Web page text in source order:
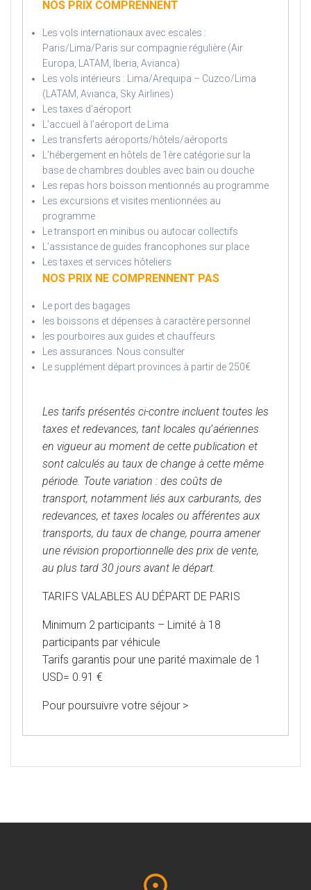
NOS PRIX COMPRENNENT
Les vols internationaux avec escales :
Paris/Lima/Paris sur compagnie régulière (Air
Europa, LATAM, Iberia, Avianca)
Les vols intérieurs : Lima/Arequipa – Cuzco/Lima
(LATAM, Avianca, Sky Airlines)
Les taxes d’aéroport
L’accueil à l’aéroport de Lima
Les transferts aéroports/hôtels/aéroports
L’hébergement en hôtels de 1ère catégorie sur la
base de chambres doubles avec bain ou douche
Les repas hors boisson mentionnés au programme
Les excursions et visites mentionnées au
programme
Le transport en minibus ou autocar collectifs
L’assistance de guides francophones sur place
Les taxes et services hôteliers
NOS PRIX NE COMPRENNENT PAS
Le port des bagages
les boissons et dépenses à caractère personnel
les pourboires aux guides et chauffeurs
Les assurances. Nous consulter
Le supplément départ provinces à partir de 250€
Les tarifs présentés ci-contre incluent toutes les
taxes et redevances, tant locales qu’aériennes
en vigueur au moment de cette publication et
sont calculés au taux de change à cette même
période. Toute variation : des coûts de
transport, notamment liés aux carburants, des
redevances, et taxes locales ou afférentes aux
transports, du taux de change, pourra amener
une révision proportionnelle des prix de vente,
au plus tard 30 jours avant le départ.
TARIFS VALABLES AU DÉPART DE PARIS
Minimum 2 participants – Limité à 18
participants par véhicule
Tarifs garantis pour une parité maximale de 1
USD= 0.91 €
Pour poursuivre votre séjour >